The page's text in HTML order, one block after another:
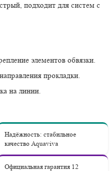
подходит для систем с
элементов обвязки.
прокладки.
на линии.
Надёжность: стабильное
качество Aquaviva
Официальная гарантия 12